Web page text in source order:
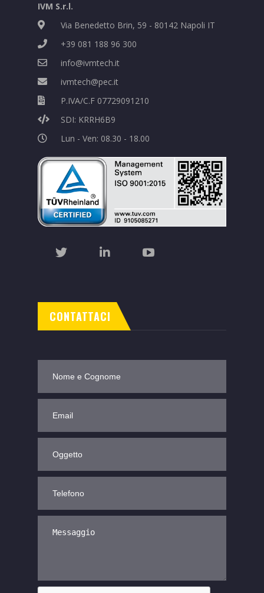
IVM S.r.l.
Via Benedetto Brin, 59 - 80142 Napoli IT
+39 081 188 96 300
info@ivmtech.it
ivmtech@pec.it
P.IVA/C.F 07729091210
SDI: KRRH6B9
Lun - Ven: 08.30 - 18.00
CONTATTACI